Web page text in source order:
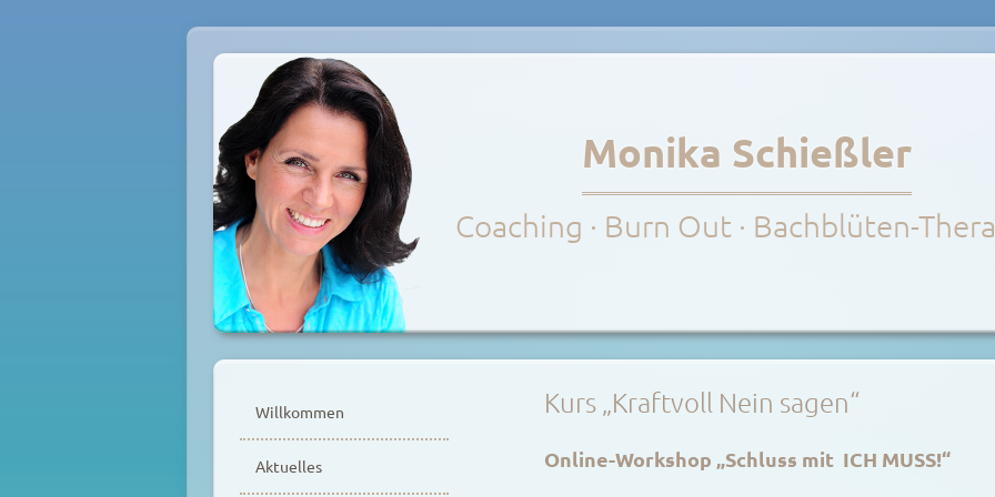
Monika Schießler
Coaching · Burn Out · Bachblüten-
Kurs „Kraftvoll Nein sagen“
Online-Workshop „Schluss mit ICH MUSS!“
Inhalt
springen
Willkommen
Aktuelles